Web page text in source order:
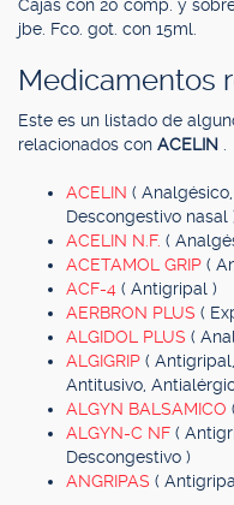
Cajas con 20 comp. y
jbe. Fco. got. con 15ml.
Medicamentos
Este es un listado de
relacionados con ACELIN
ACELIN (
Descongestivo nasal
ACELIN N.F. (
ACETAMOL GRIP (
ACF-4 ( Antigripal )
AERBRON PLUS (
ALGIDOL PLUS (
ALGIGRIP (
Antitusivo,
ALGYN BALSAMICO
ALGYN-C NF (
Descongestivo )
ANGRIPAS (